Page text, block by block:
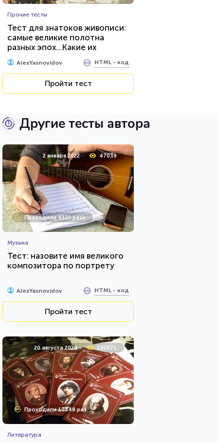
Прочие тесты
Тест для знатоков живописи:
самые великие полотна
разных эпох...Какие их
секреты вы знаете?
AlexYasnovidov HTML - код
Пройти тест
Другие тесты автора
2 января 2022 47039
Проходили 4122 раза
Музыка
Тест: назовите имя великого
композитора по портрету
AlexYasnovidov HTML - код
Пройти тест
20 августа 2020 182071
Проходили 10348 раз
Литература